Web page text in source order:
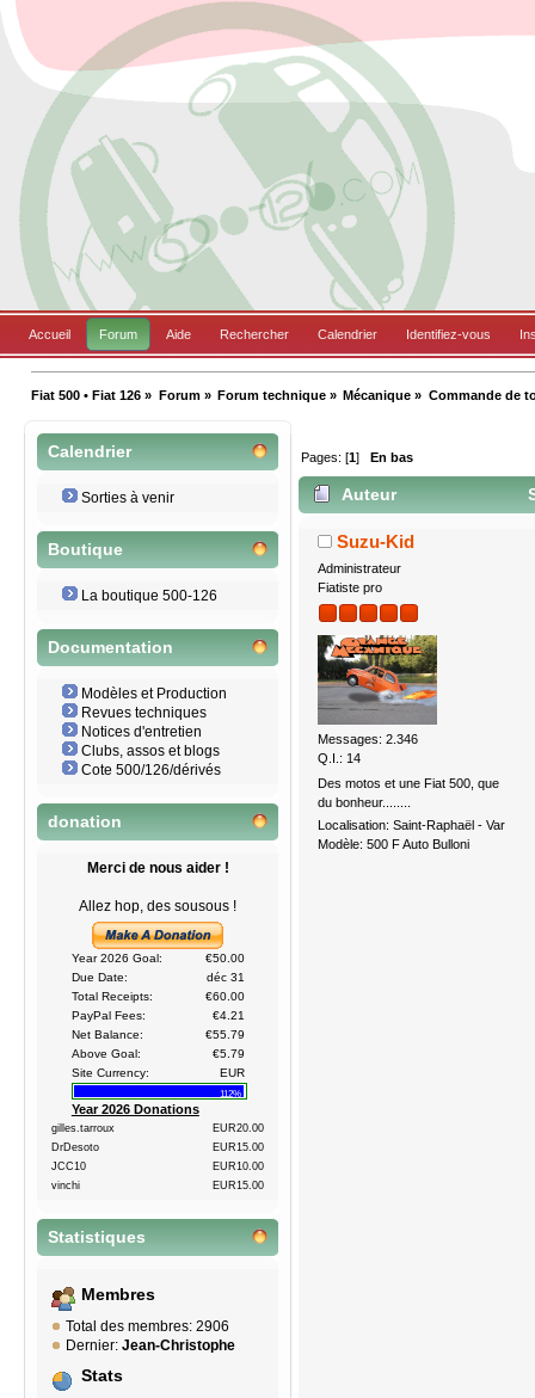
Accueil Forum Aide Rechercher Calendrier Identifiez-vous
Fiat 500 • Fiat 126 » Forum» Forum technique» Mécanique » Commande de
Calendrier
Sorties à venir
Boutique
La boutique 500-126
Documentation
Modèles et Production
Revues techniques
Notices d'entretien
Clubs, assos et blogs
Cote 500/126/dérivés
donation
Merci de nous aider !
Allez hop, des sousous !
Year 2026 Goal:
€50.00
Due Date:
déc 31
Total Receipts:
€60.00
PayPal Fees:
€4.21
Net Balance:
€55.79
Above Goal:
€5.79
Site Currency:
EUR
112%
Year 2026 Donations
gilles.tarroux
EUR20.00
DrDesoto
EUR15.00
JCC10
EUR10.00
vinchi
EUR15.00
Statistiques
Membres
Total des membres: 2906
Dernier: Jean-Christophe
Stats
Pages: [1] En bas
Auteur
Suzu-Kid
Administrateur
Fiatiste pro
Messages: 2.346
Q.I.: 14
Des motos et une Fiat 500, que
du bonheur........
Localisation: Saint-Raphaël - Var
Modèle: 500 F Auto Bulloni